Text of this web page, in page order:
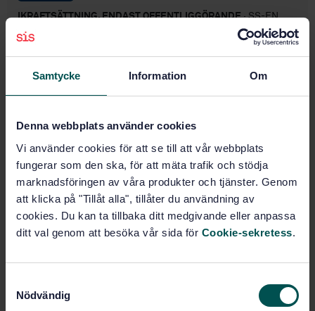
Samtycke Information Om
Denna webbplats använder cookies
Vi använder cookies för att se till att vår webbplats
fungerar som den ska, för att mäta trafik och stödja
marknadsföringen av våra produkter och tjänster. Genom
att klicka på "Tillåt alla", tillåter du användning av
cookies. Du kan ta tillbaka ditt medgivande eller anpassa
ditt val genom att besöka vår sida för Cookie-sekretess.
Nödvändig
IKRAFTSÄTTNING, ENDAST OFFENTLIGGÖRANDE· SS-EN
1863-1
Prenumerera på standarden - Läs mer
PDF
Lägg i varukorgen
Produktinformation
Framtagen av:
Fönster, dörrar, portar,
Internationell titel:
Glass in building - Heat